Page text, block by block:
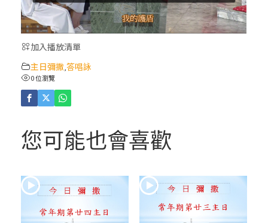
【信仰之旅】第十集：「逾越奧蹟」— 錢玲
珠老師
(5)黃敏正主教帶你做「四旬期避靜」—【逾
越的智慧】：完美的喜樂
人相遇
(2)黃敏正主教帶你做「四旬期避靜」—【逾
越的智慧】：七項齋戒的意義與益處
加入播放清單
主日彌撒 ,答唱詠
0 位瀏覽
您可能也會喜歡